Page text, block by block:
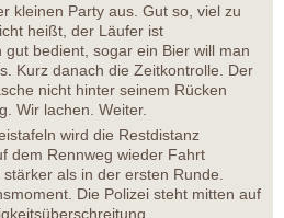
kleinen Party aus. Gut so, viel zu
heißt, der Läufer ist
bedient, sogar ein Bier will man
Kurz danach die Zeitkontrolle. Der
nicht hinter seinem Rücken
Wir lachen. Weiter.
wird die Restdistanz
dem Rennweg wieder Fahrt
als in der ersten Runde.
Die Polizei steht mitten auf